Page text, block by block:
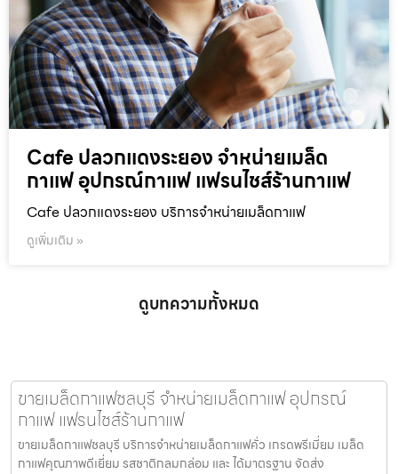
Cafe ปลวกแดงระยอง จำหน่ายเมล็ด
กาแฟ อุปกรณ์กาแฟ แฟรนไชส์ร้านกาแฟ
Cafe ปลวกแดงระยอง บริการจำหน่ายเมล็ดกาแฟ
ดูเพิ่มเติม »
ดูบทความทั้งหมด
ขายเมล็ดกาแฟชลบุรี จำหน่ายเมล็ดกาแฟ อุปกรณ์
กาแฟ แฟรนไชส์ร้านกาแฟ
ขายเมล็ดกาแฟชลบุรี บริการจำหน่ายเมล็ดกาแฟคั่ว เกรดพรีเมี่ยม เมล็ด
กาแฟคุณภาพดีเยี่ยม รสชาติกลมกล่อม และ ได้มาตรฐาน จัดส่ง